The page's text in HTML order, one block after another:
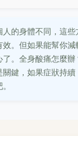
的身體不同，這些
效。但如果能幫你減
。全身酸痛怎麼辦
鍵，如果症狀持續